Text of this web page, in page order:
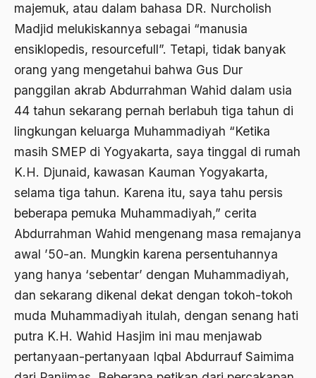
majemuk, atau dalam bahasa DR. Nurcholish
Madjid melukiskannya sebagai “manusia
ensiklopedis, resourcefull”. Tetapi, tidak banyak
orang yang mengetahui bahwa Gus Dur
panggilan akrab Abdurrahman Wahid dalam usia
44 tahun sekarang pernah berlabuh tiga tahun di
lingkungan keluarga Muhammadiyah “Ketika
masih SMEP di Yogyakarta, saya tinggal di rumah
K.H. Djunaid, kawasan Kauman Yogyakarta,
selama tiga tahun. Karena itu, saya tahu persis
beberapa pemuka Muhammadiyah,” cerita
Abdurrahman Wahid mengenang masa remajanya
awal ’50-an. Mungkin karena persentuhannya
yang hanya ‘sebentar’ dengan Muhammadiyah,
dan sekarang dikenal dekat dengan tokoh-tokoh
muda Muhammadiyah itulah, dengan senang hati
putra K.H. Wahid Hasjim ini mau menjawab
pertanyaan-pertanyaan Iqbal Abdurrauf Saimima
2000
1999
1997
1996
1994
1993
1991
1990
1988
1987
Abu Hanifah
Abu Sangkan
Abu Zayd
Ad-daulah
Adagium
Adaptif Islam
adat
Adat dan Syari'at
Adat Ngada
Adat Pra-Islam
Adat Siri
Adi Sasono